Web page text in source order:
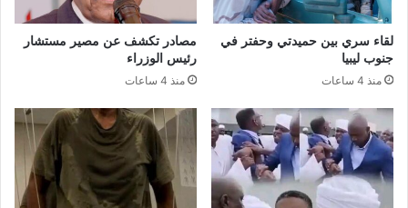
لقاء سري بين حميدتي وحفتر في
جنوب ليبيا
منذ 4 ساعات
مصادر تكشف عن مصير مستشار
رئيس الوزراء
منذ 4 ساعات